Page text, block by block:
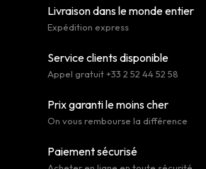
Livraison dans le monde entier
Expédition express
Service clients disponible
Appel gratuit +33 2 52 44 52 58
Prix garanti le moins cher
On vous rembourse la différence
Paiement sécurisé